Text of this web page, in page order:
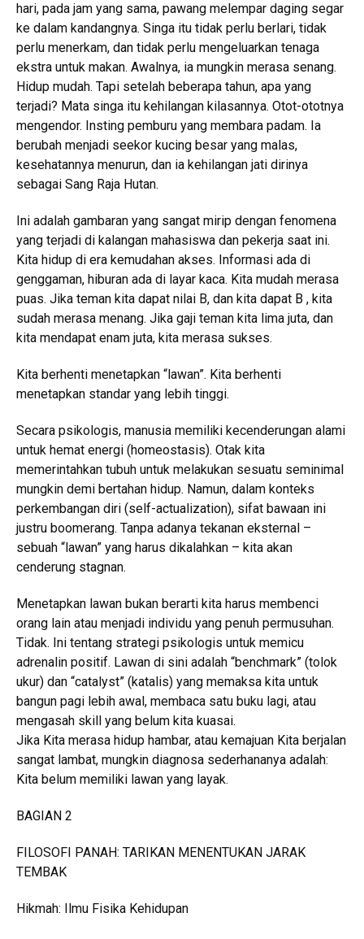
hari, pada jam yang sama, pawang melempar daging segar
ke dalam kandangnya. Singa itu tidak perlu berlari, tidak
perlu menerkam, dan tidak perlu mengeluarkan tenaga
ekstra untuk makan. Awalnya, ia mungkin merasa senang.
Hidup mudah. Tapi setelah beberapa tahun, apa yang
terjadi? Mata singa itu kehilangan kilasannya. Otot-ototnya
mengendor. Insting pemburu yang membara padam. Ia
berubah menjadi seekor kucing besar yang malas,
kesehatannya menurun, dan ia kehilangan jati dirinya
sebagai Sang Raja Hutan.
Ini adalah gambaran yang sangat mirip dengan fenomena
yang terjadi di kalangan mahasiswa dan pekerja saat ini.
Kita hidup di era kemudahan akses. Informasi ada di
genggaman, hiburan ada di layar kaca. Kita mudah merasa
puas. Jika teman kita dapat nilai B, dan kita dapat B , kita
sudah merasa menang. Jika gaji teman kita lima juta, dan
kita mendapat enam juta, kita merasa sukses.
Kita berhenti menetapkan “lawan”. Kita berhenti
menetapkan standar yang lebih tinggi.
Secara psikologis, manusia memiliki kecenderungan alami
untuk hemat energi (homeostasis). Otak kita
memerintahkan tubuh untuk melakukan sesuatu seminimal
mungkin demi bertahan hidup. Namun, dalam konteks
perkembangan diri (self-actualization), sifat bawaan ini
justru boomerang. Tanpa adanya tekanan eksternal –
sebuah “lawan” yang harus dikalahkan – kita akan
cenderung stagnan.
Menetapkan lawan bukan berarti kita harus membenci
orang lain atau menjadi individu yang penuh permusuhan.
Tidak. Ini tentang strategi psikologis untuk memicu
adrenalin positif. Lawan di sini adalah “benchmark” (tolok
ukur) dan “catalyst” (katalis) yang memaksa kita untuk
bangun pagi lebih awal, membaca satu buku lagi, atau
mengasah skill yang belum kita kuasai.
Jika Kita merasa hidup hambar, atau kemajuan Kita berjalan
sangat lambat, mungkin diagnosa sederhananya adalah:
Kita belum memiliki lawan yang layak.
BAGIAN 2
FILOSOFI PANAH: TARIKAN MENENTUKAN JARAK
TEMBAK
Hikmah: Ilmu Fisika Kehidupan